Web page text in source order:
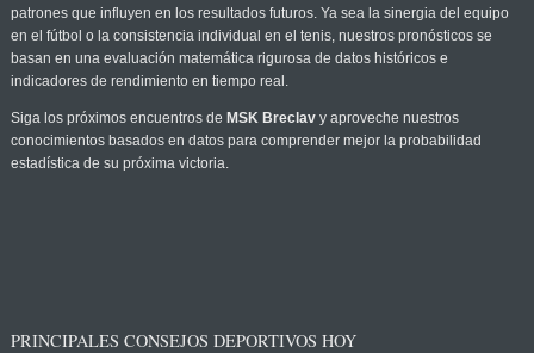
patrones que influyen en los resultados futuros. Ya sea la sinergia del equipo
en el fútbol o la consistencia individual en el tenis, nuestros pronósticos se
basan en una evaluación matemática rigurosa de datos históricos e
indicadores de rendimiento en tiempo real.
Siga los próximos encuentros de MSK Breclavy aproveche nuestros
conocimientos basados en datos para comprender mejor la probabilidad
estadística de su próxima victoria.
PRINCIPALES CONSEJOS DEPORTIVOS HOY